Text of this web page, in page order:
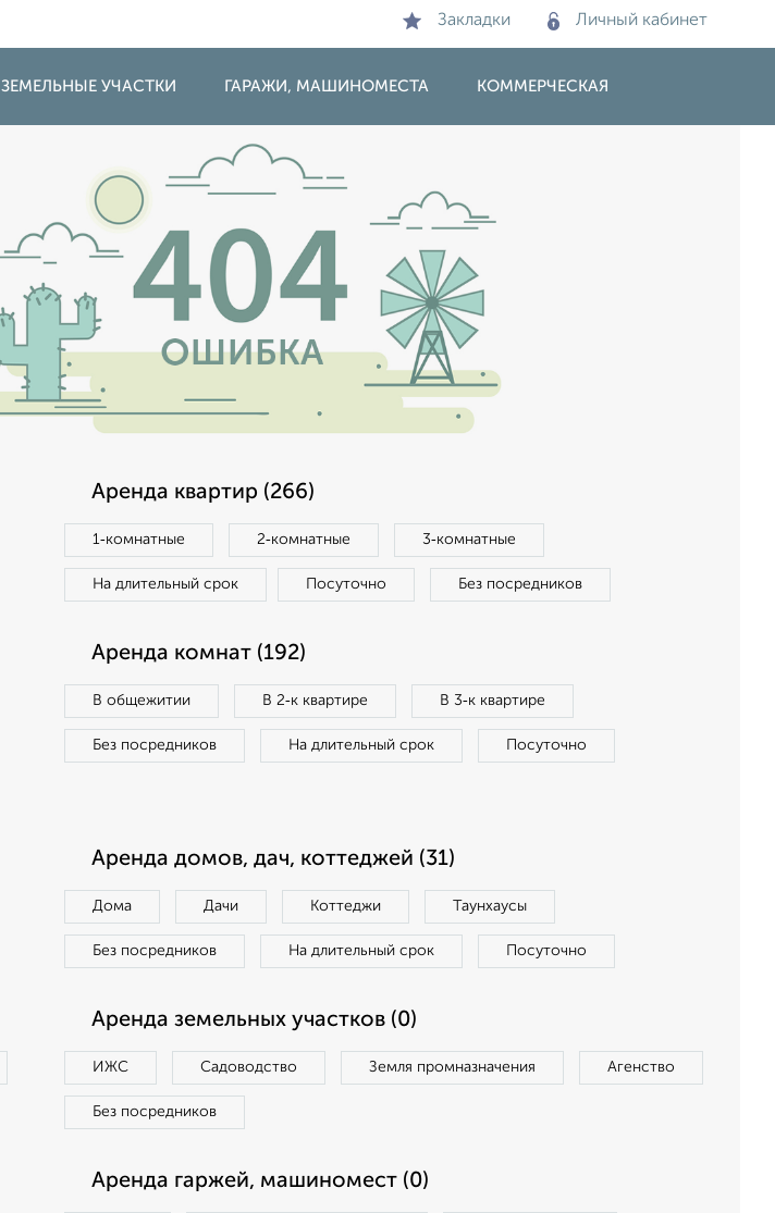
Закладки Личный кабинет
ЗЕМЕЛЬНЫЕ УЧАСТКИ ГАРАЖИ, МАШИНОМЕСТА КОММЕРЧЕСКАЯ
Аренда квартир (266)
1‑комнатные 2‑комнатные 3‑комнатные
На длительный срок Посуточно Без посредников
Аренда комнат (192)
В общежитии В 2‑к квартире В 3‑к квартире
Без посредников На длительный срок Посуточно
Аренда домов, дач, коттеджей (31)
Дома Дачи Коттеджи Таунхаусы
Без посредников На длительный срок Посуточно
Аренда земельных участков (0)
ИЖС Садоводство Земля промназначения Агенство
Без посредников
Аренда гаржей, машиномест (0)